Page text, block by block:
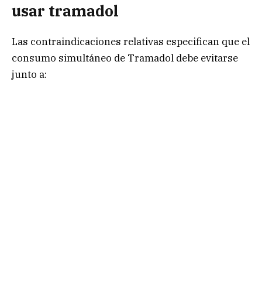
usar tramadol
Las contraindicaciones relativas especifican que el
consumo simultáneo de Tramadol debe evitarse
junto a: